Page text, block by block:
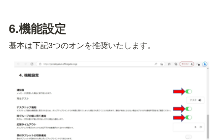
6.機能設定
基本は下記3つのオンを推奨いたします。